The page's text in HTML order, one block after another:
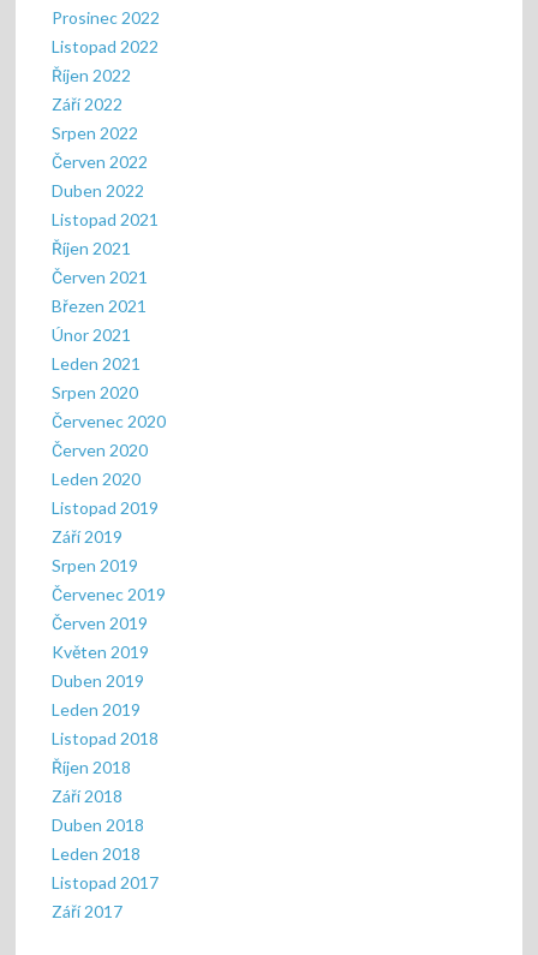
Prosinec 2022
Listopad 2022
Říjen 2022
Září 2022
Srpen 2022
Červen 2022
Duben 2022
Listopad 2021
Říjen 2021
Červen 2021
Březen 2021
Únor 2021
Leden 2021
Srpen 2020
Červenec 2020
Červen 2020
Leden 2020
Listopad 2019
Září 2019
Srpen 2019
Červenec 2019
Červen 2019
Květen 2019
Duben 2019
Leden 2019
Listopad 2018
Říjen 2018
Září 2018
Duben 2018
Leden 2018
Listopad 2017
Září 2017